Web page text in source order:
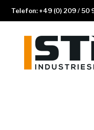
Telefon: +49 (0) 209 / 50